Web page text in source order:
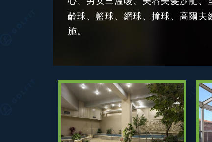
齡球、籃球、網球、撞球、高爾夫
施。